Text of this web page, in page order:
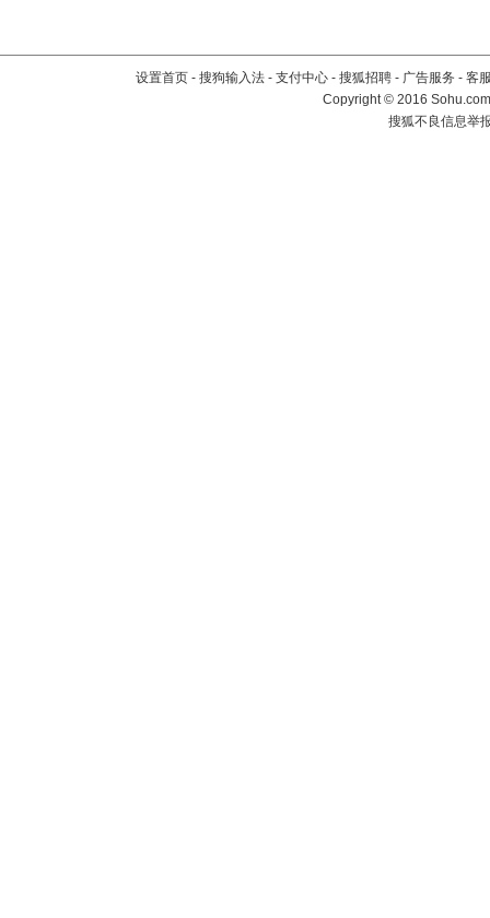
设置首页 - 搜狗输入法 - 支付中心 - 搜狐招聘 - 广告服务 - 客
Copyright©2016
搜狐不良信息举